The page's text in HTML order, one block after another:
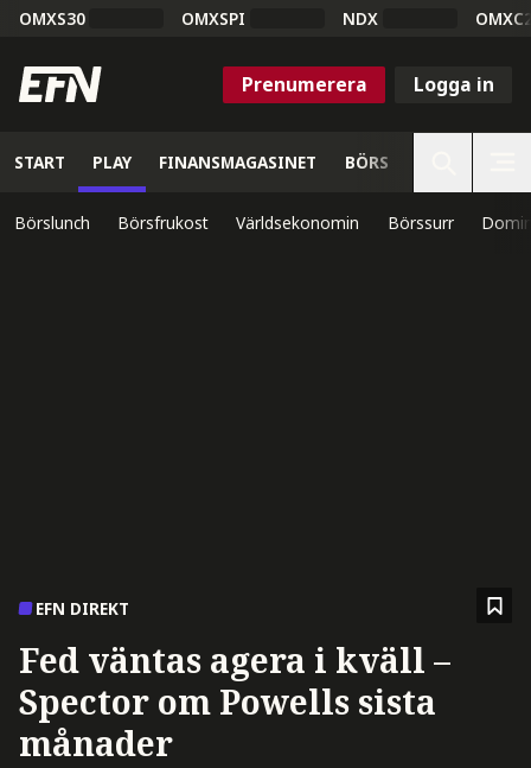
OMXS30 OMXSPI NDX
Prenumerera Logga in
START PLAY FINANSMAGASINET BÖRS
Börslunch Börsfrukost Världsekonomin Börssurr
EFN DIREKT
Fed väntas agera i kväll –
Spector om Powells sista
månader